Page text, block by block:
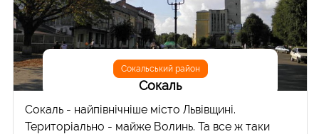
Сокальський район
Сокаль
Сокаль - найпівнічніше місто Львівщині.
Територіально - майже Волинь. Та все ж таки